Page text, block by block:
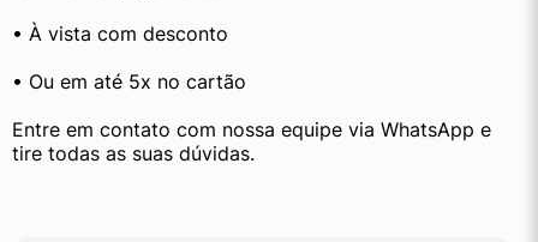
• À vista com desconto
• Ou em até 5x no cartão
Entre em contato com nossa equipe via WhatsApp e
tire todas as suas dúvidas.